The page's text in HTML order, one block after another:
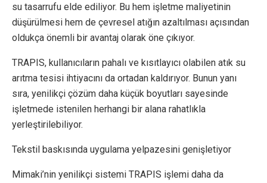
su tasarrufu elde ediliyor. Bu hem işletme maliyetinin
düşürülmesi hem de çevresel atığın azaltılması açısından
oldukça önemli bir avantaj olarak öne çıkıyor.
TRAPIS, kullanıcıların pahalı ve kısıtlayıcı olabilen atık su
arıtma tesisi ihtiyacını da ortadan kaldırıyor. Bunun yanı
sıra, yenilikçi çözüm daha küçük boyutları sayesinde
işletmede istenilen herhangi bir alana rahatlıkla
yerleştirilebiliyor.
Tekstil baskısında uygulama yelpazesini genişletiyor
Mimaki’nin yenilikçi sistemi TRAPIS işlemi daha da